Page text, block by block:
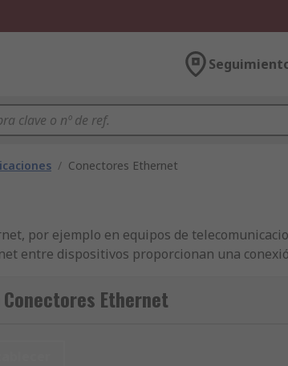
/ Conectores Ethernet
por ejemplo en equipos de
entre dispositivos proporcionan una
de red normalizada. Los conectores
se
Ethernet